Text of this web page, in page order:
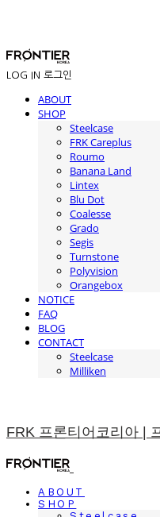
LOG IN 로그인
ABOUT
SHOP
Steelcase
FRK Careplus
Roumo
Banana Land
Lintex
Blu Dot
Coalesse
Grado
Segis
Turnstone
Polyvision
Orangebox
NOTICE
FAQ
BLOG
CONTACT
Steelcase
Milliken
FRK 프론티어코리아 |
ABOUT
SHOP